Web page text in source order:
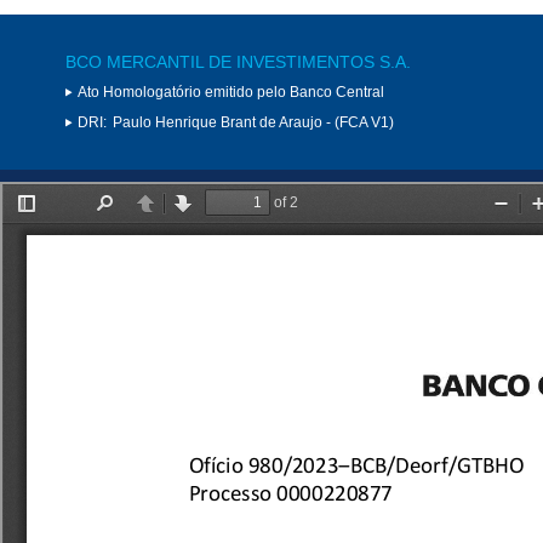
BCO MERCANTIL DE INVESTIMENTOS S.A.
Ato Homologatório emitido pelo Banco Central
DRI: Paulo Henrique Brant de Araujo - (FCA V1)